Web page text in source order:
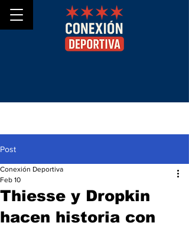
Post
Thiesse y Dropkin
hacen historia con
Conexión Deportiva
Feb 10